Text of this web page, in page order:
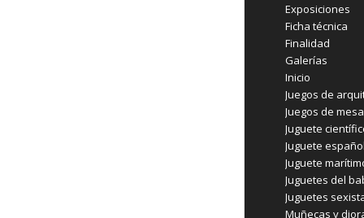
Exposiciones
Ficha técnica
Finalidad
Galerías
Inicio
Juegos de
Juegos de mesa
Juguete
Juguete
Juguete
Juguetes del
Juguetes
Muñecas y